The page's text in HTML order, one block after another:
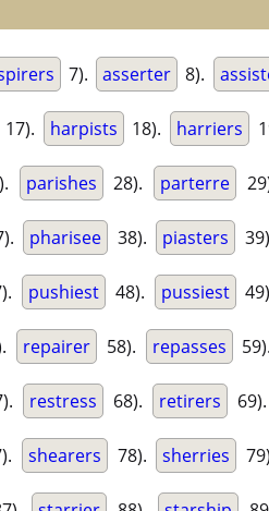
7). asserter 8).
17). harpists 18). harriers
parishes 28). parterre
pharisee 38). piasters
pushiest 48). pussiest
repairer 58). repasses 59).
restress 68). retirers 69).
shearers 78). sherries